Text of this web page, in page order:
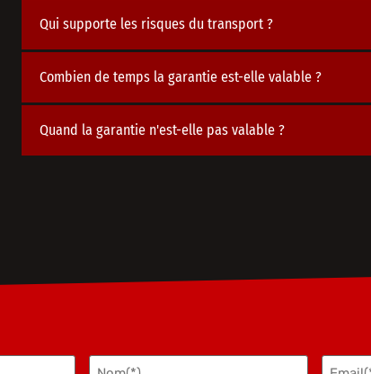
Qui supporte les risques du transport ?
Combien de temps la garantie est-elle valable ?
Quand la garantie n'est-elle pas valable ?
Nom